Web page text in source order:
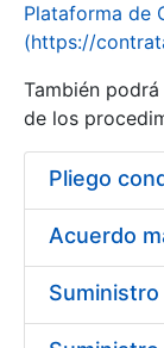
Erakutsi/
Plataforma de
(https://
También
de los